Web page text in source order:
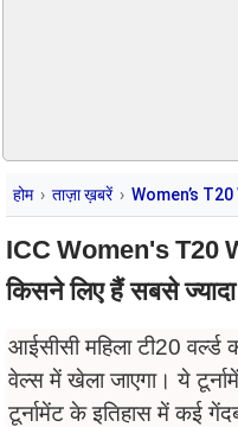
होम ताज़ा ख़बरें Women’s T20
ICC Women's T20
किसने लिए हैं सबसे
आईसीसी महिला टी20
वेल्स में खेला जाएगा। ये
टूर्नामेंट के इतिहास में कई